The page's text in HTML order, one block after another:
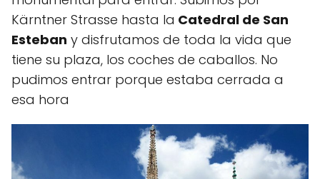
Kärntner Strasse hasta la Catedral de San
Esteban y disfrutamos de toda la vida que
tiene su plaza, los coches de caballos. No
pudimos entrar porque estaba cerrada a
esa hora